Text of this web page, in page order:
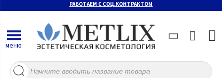
РАБОТАЕМ С СОЦ.КОНТРАКТОМ
Поиск
товаров
меню